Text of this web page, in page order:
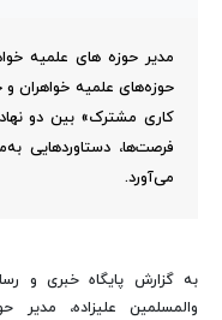
مدیر حوزه های علمیه
حوزه‌های علمیه خواهران
کاری مشترک» بین دو
فرصت‌ها، دستاوردهایی
می‌آورد.
به گزارش پایگاه خبری و
والمسلمین علیزاده،